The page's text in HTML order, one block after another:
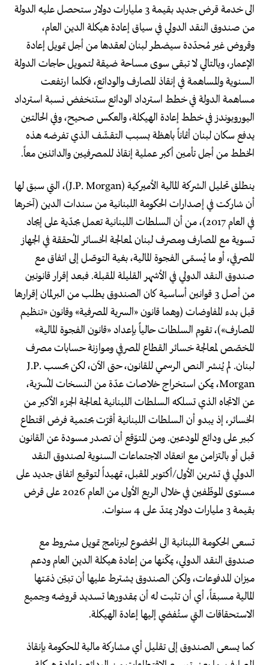
الى خدمة قرض جديد بقيمة 3 مليارات دولار ستحصل عليه الدولة
من صندوق النقد الدولي في سياق إعادة هيكلة الدين العام،
وقروض غير مُحدّدة سيضطر لبنان لعقدها من أجل تمويل إعادة
الإعمار، وبالتالي لا تبقى سوى مساحة ضيقة لتمويل حاجات الدولة
السنوية والمساهمة في إنقاذ المصارف والودائع، فكلما ارتفعت
مساهمة الدولة في خطط استرداد الودائع ستنخفض نسبة استرداد
اليوروبوندز في خطط إعادة الهيكلة، والعكس صحيح، وفي الحالتين
يدفع سكان لبنان أثماناً باهظة بسبب التقشّف الذي تفرضه هذه
الخطط من أجل تأمين أكبر عملية إنقاذ للمصرفيين والدائنين معاً.
ينطلق تحليل الشركة المالية الأميركية (J.P. Morgan)، التي سبق لها
أن شاركت في إصدارات الحكومة اللبنانية من سندات الدين (آخرها
في العام 2017)، من أن السلطات اللبنانية تعمل بجدّية على إيجاد
تسوية مع المصارف ومصرف لبنان لمعالجة الخسائر المُحققة في الجهاز
المصرفي، أو ما يُسمّى الفجوة المالية، بغية التوصّل إلى اتفاق مع
صندوق النقد الدولي في الأشهر القليلة المقبلة. فبعد إقرار قانونين
من أصل 3 قوانين أساسية كان الصندوق يطلب من البرلمان إقرارها
قبل بدء المفاوضات (وهما قانون «السرية المصرفية» وقانون «تنظيم
المصارف»)، تقوم السلطات حالياً بإعداد «قانون الفجوة المالية»
المخصّص لمعالجة خسائر القطاع المصرفي وموازنة حسابات مصرف
لبنان. لم يُنشر النص الرسمي للقانون، حتى الآن، لكن بحسب J.P.
Morgan، يمكن استخراج خلاصات عدّة من النسخات المُسرّبة،
عن الاتجاه الذي تسلكه السلطات اللبنانية لمعالجة الجزء الأكبر من
الخسائر، إذ يبدو أن السلطات اللبنانية أقرّت بحتمية فرض اقتطاع
كبير على ودائع المودعين. ومن المتوّقع أن تصدر مسودة عن القانون
قبل أو بالتزامن مع انعقاد الاجتماعات السنوية لصندوق النقد
الدولي في تشرين الأول/أكتوبر المقبل، تمهيداً لتوقيع اتفاق جديد على
مستوى الموظّفين في خلال الربع الأول من العام 2026 على قرض
بقيمة 3 مليارات دولار يمتدّ على 4 سنوات.
تسعى الحكومة اللبنانية الى الخضوع لبرنامج تمويل مشروط مع
صندوق النقد الدولي، يمكّنها من إعادة هيكلة الدين العام ودعم
ميزان المدفوعات، ولكن الصندوق يشترط عليها أن تبيّن ذمّتها
المالية مسبقاً، أي أن تثبت له أن بمقدورها تسديد قروضه وجميع
الاستحقاقات التي ستُفضي إليها إعادة الهيكلة.
كما يسعى الصندوق إلى تقليل أي مشاركة مالية للحكومة بإنقاذ